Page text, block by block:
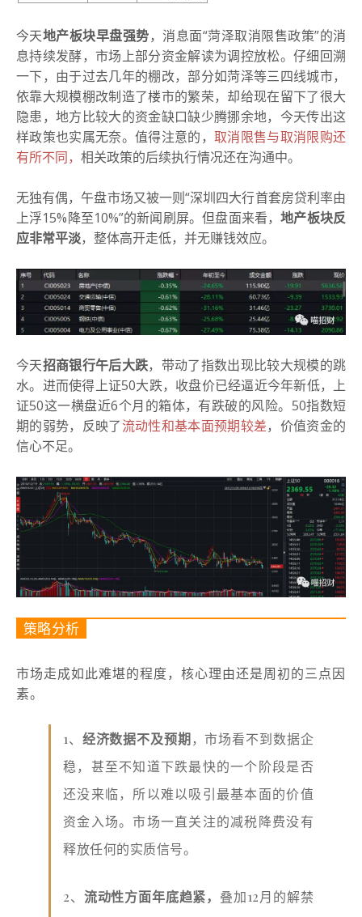
今天地产板块早盘强势，消息面“菏泽取消限售政策”的消
息持续发酵，市场上部分资金解读为调控放松。仔细回溯
一下，由于过去几年的棚改，部分如菏泽等三四线城市，
依靠大规模棚改制造了楼市的繁荣，却给现在留下了很大
隐患，地方比较大的资金缺口缺少腾挪余地，今天传出这
样政策也实属无奈。值得注意的， 取消限售与取消限购还
有所不同， 相关政策的后续执行情况还在沟通中。
无独有偶，午盘市场又被一则“深圳四大行首套房贷利率由
上浮15%降至10%”的新闻刷屏。但盘面来看，地产板块反
应非常平淡，整体高开走低，并无赚钱效应。
今天招商银行午后大跌，带动了指数出现比较大规模的跳
水。进而使得上证50大跌，收盘价已经逼近今年新低，上
证50这一横盘近6个月的箱体，有跌破的风险。50指数短
期的弱势，反映了流动性和基本面预期较差，价值资金的
信心不足。
策略分析
市场走成如此难堪的程度，核心理由还是周初的三点因
素。
1、 经济数据不及预期，市场看不到数据企
稳，甚至不知道下跌最快的一个阶段是否
还没来临，所以难以吸引最基本面的价值
资金入场。市场一直关注的减税降费没有
释放任何的实质信号。
2、 流动性方面年底趋紧， 叠加12月的解禁